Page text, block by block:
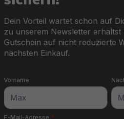
Dein Vorteil wartet schon auf
zu unserem Newsletter
Gutschein auf nicht reduzierte
nächsten Einkauf.
E-Mail-Adresse *
Vorname